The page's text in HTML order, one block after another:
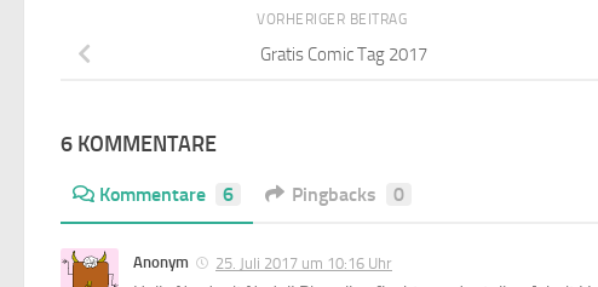
VORHERIGER BEITRAG
Gratis Comic Tag 2017
6 KOMMENTARE
Kommentare 6 Pingbacks 0
Anonym 25. Juli 2017 um 10:16 Uhr